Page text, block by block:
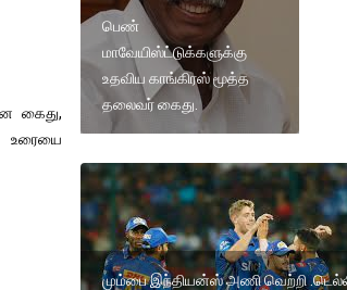
கைது,
உரையை
பெண்
மாவேயிஸ்ட்டுக்களுக்கு
உதவிய காங்கிரஸ் மூத்த
தலைவர் கைது.
மும்பை இந்தியன்ஸ் அணி வெற்றி